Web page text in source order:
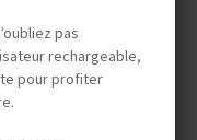
pas
rechargeable,
pour profiter